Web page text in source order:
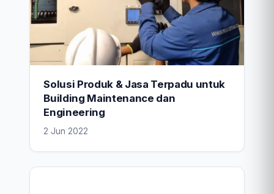
Solusi Produk & Jasa Terpadu untuk
Building Maintenance dan
Engineering
2 Jun 2022